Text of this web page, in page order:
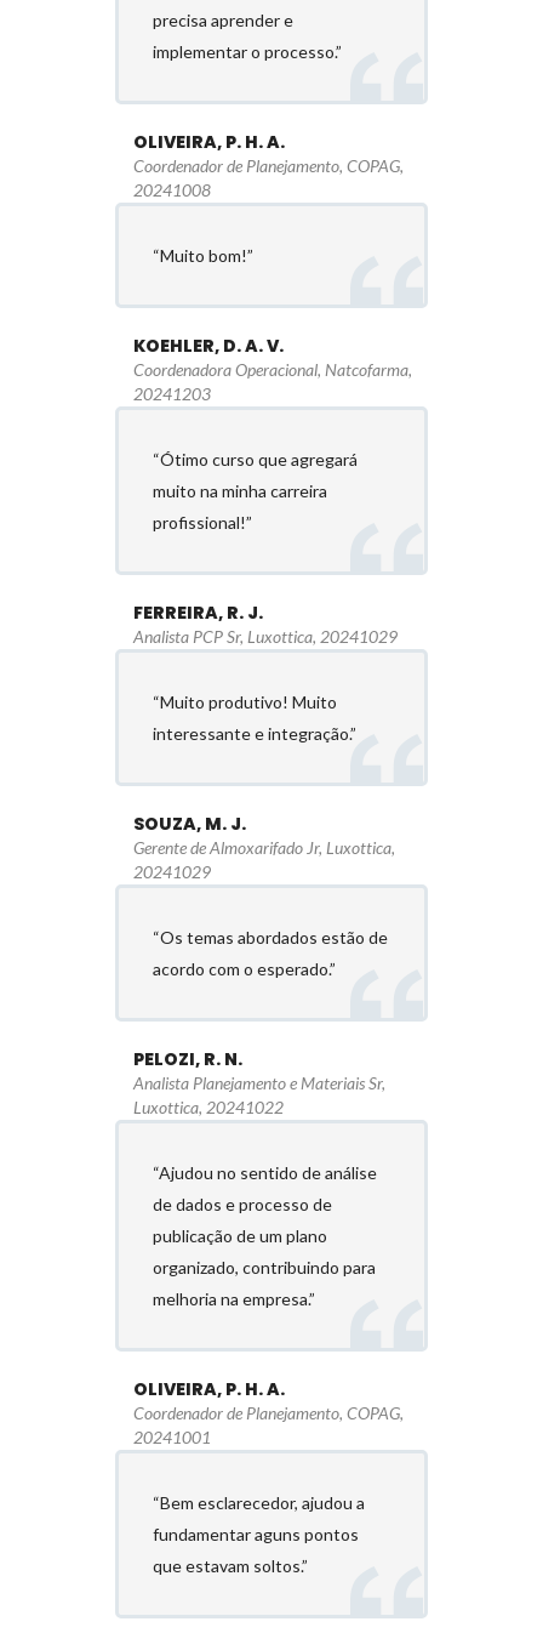
precisa aprender e
implementar o processo.”
OLIVEIRA, P. H. A.
Coordenador de Planejamento, COPAG,
20241008
“Muito bom!”
KOEHLER, D. A. V.
Coordenadora Operacional, Natcofarma,
20241203
“Ótimo curso que agregará
muito na minha carreira
profissional!”
FERREIRA, R. J.
Analista PCP Sr, Luxottica, 20241029
“Muito produtivo! Muito
interessante e integração.”
SOUZA, M. J.
Gerente de Almoxarifado Jr, Luxottica,
20241029
“Os temas abordados estão de
acordo com o esperado.”
PELOZI, R. N.
Analista Planejamento e Materiais Sr,
Luxottica, 20241022
“Ajudou no sentido de análise
de dados e processo de
publicação de um plano
organizado, contribuindo para
melhoria na empresa.”
OLIVEIRA, P. H. A.
Coordenador de Planejamento, COPAG,
20241001
“Bem esclarecedor, ajudou a
fundamentar aguns pontos
que estavam soltos.”